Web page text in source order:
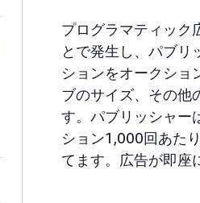
プログラマティック
とで発生し、パブリ
ションをオークショ
ブのサイズ、その他
す。パブリッシャー
ション1,000回あた
てます。広告が即座